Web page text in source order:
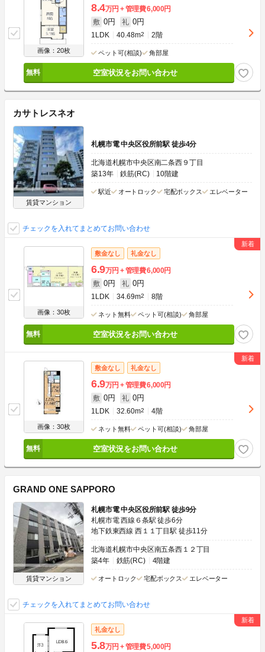
画像：20枚
8.4万円 管理費6,000円
敷 0円 礼 0円
1LDK 40.48m2 2階
ペット可(相談) 角部屋
空室状況をお問い合わせ
カサトレスネオ
賃貸マンション
札幌市電 中央区役所前駅 徒歩4分
北海道札幌市中央区南二条西９丁目
築13年
鉄筋(RC) 10階建
駅近 オートロック 宅配ボックス エレベーター
チェックを入れてまとめてお問い合わせ
画像：30枚
敷金なし 礼金なし
6.9万円 管理費6,000円
敷 0円 礼 0円
1LDK 34.69m2 8階
ネット無料 ペット可(相談) 角部屋
空室状況をお問い合わせ
画像：30枚
敷金なし 礼金なし
6.9万円 管理費6,000円
敷 0円 礼 0円
1LDK 32.60m2 4階
ネット無料 ペット可(相談) 角部屋
空室状況をお問い合わせ
GRAND ONE SAPPORO
賃貸マンション
札幌市電 中央区役所前駅 徒歩9分
札幌市電 西線６条駅 徒歩6分
地下鉄東西線 西１１丁目駅 徒歩11分
北海道札幌市中央区南五条西１２丁目
築4年
鉄筋(RC) 4階建
オートロック 宅配ボックス エレベーター
チェックを入れてまとめてお問い合わせ
礼金なし
5.8万円 管理費5,000円